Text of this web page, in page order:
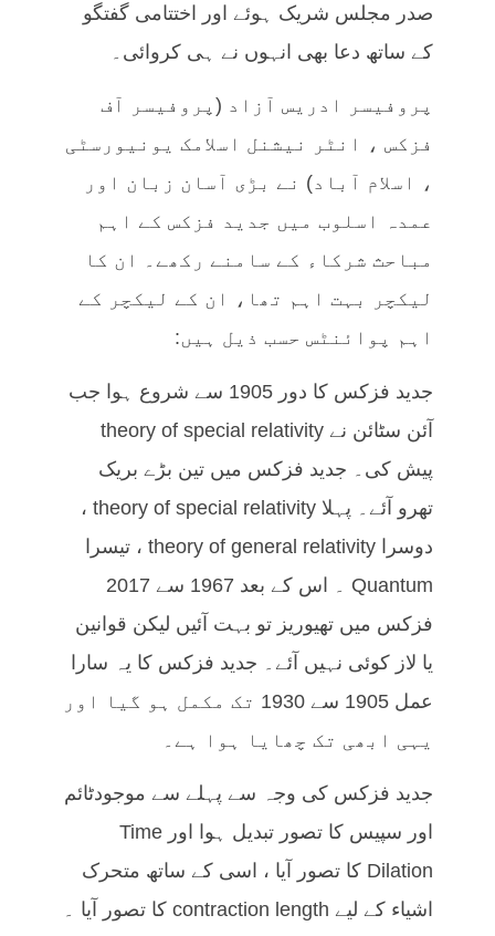
صدر مجلس شریک ہوئے اور اختتامی گفتگو
کے ساتھ دعا بھی انہوں نے ہی کروائی۔
پروفیسر ادریس آزاد (پروفیسر آف
فزکس ، انٹر نیشنل اسلامک یونیورسٹی
، اسلام آباد) نے بڑی آسان زبان اور
عمدہ اسلوب میں جدید فزکس کے اہم
مباحث شرکاء کے سامنے رکھے۔ ان کا
لیکچر بہت اہم تھا، ان کے لیکچر کے
اہم پوائنٹس حسب ذیل ہیں:
جدید فزکس کا دور 1905 سے شروع ہوا جب
آئن سٹائن نے theory of special relativity
پیش کی۔ جدید فزکس میں تین بڑے بریک
تھرو آئے۔ پہلا theory of special relativity ،
دوسرا theory of general relativity ، تیسرا
Quantum ۔ اس کے بعد 1967 سے 2017
فزکس میں تھیوریز تو بہت آئیں لیکن قوانین
یا لاز کوئی نہیں آئے۔ جدید فزکس کا یہ سارا
عمل 1905 سے 1930 تک مکمل ہو گیا اور
یہی ابھی تک چھایا ہوا ہے۔
جدید فزکس کی وجہ سے پہلے سے موجودٹائم
اور سپیس کا تصور تبدیل ہوا اور Time
Dilation کا تصور آیا ، اسی کے ساتھ متحرک
اشیاء کے لیے contraction length کا تصور آیا ۔